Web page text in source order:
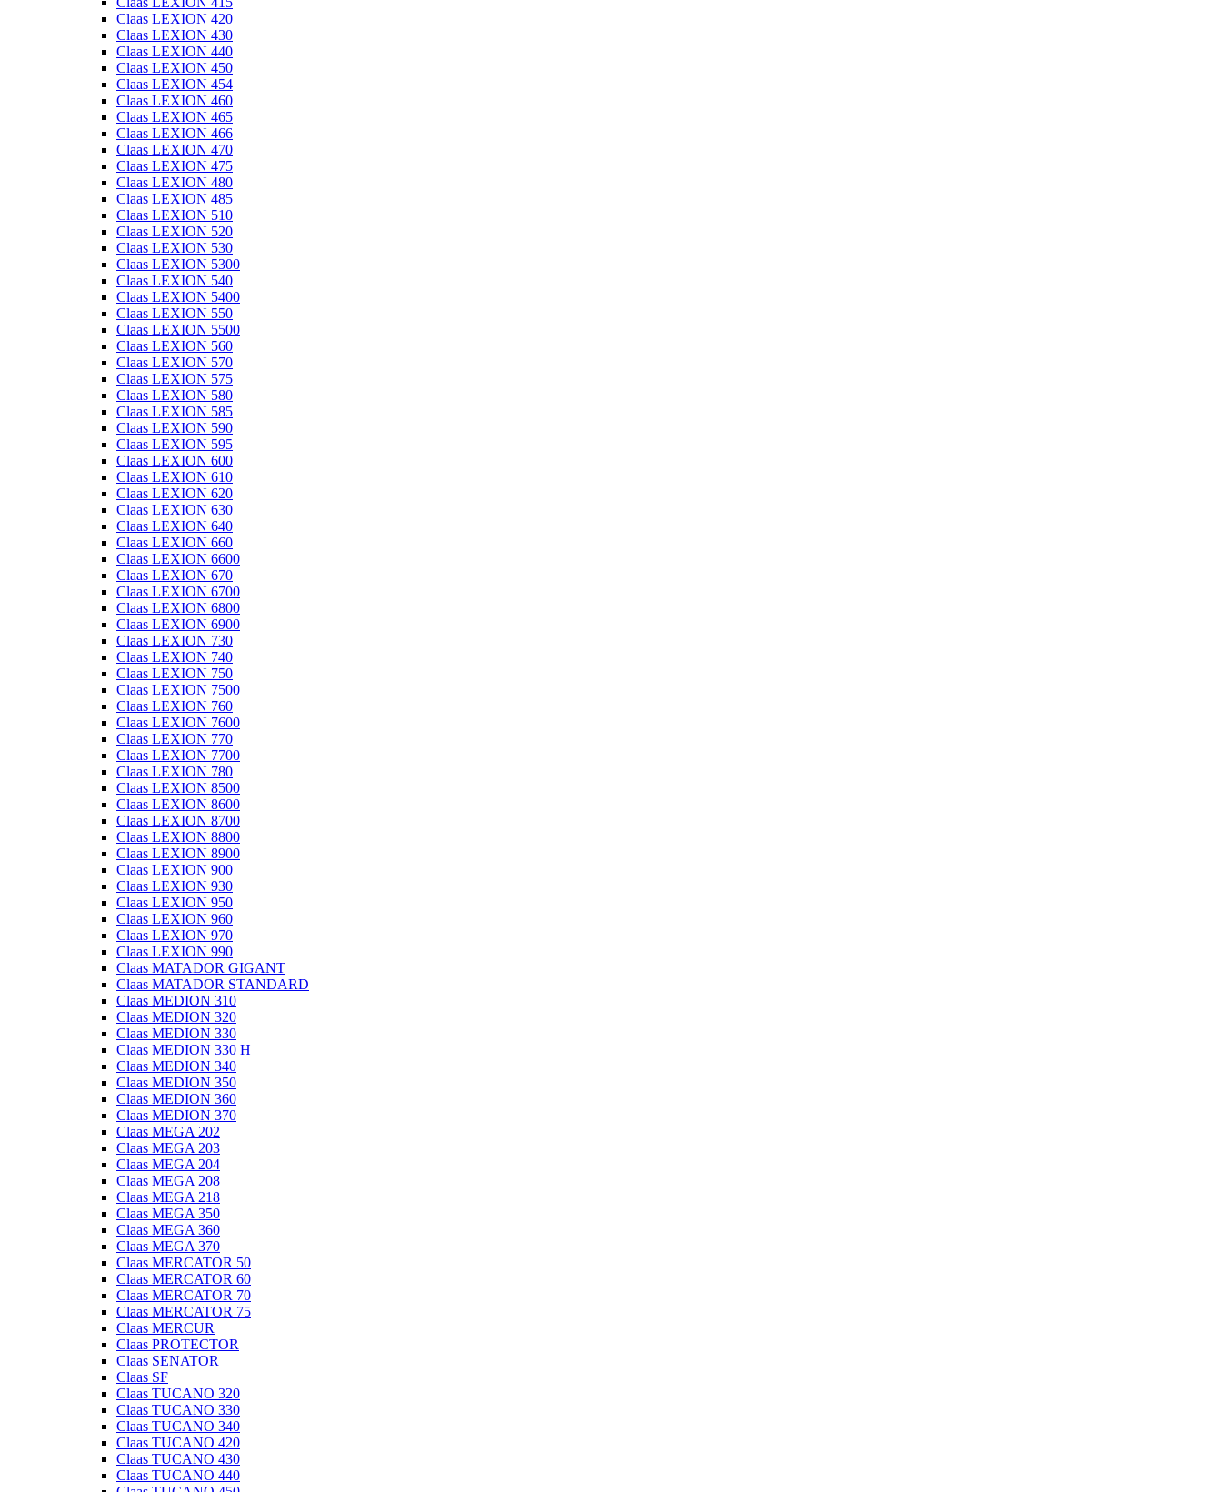
Claas LEXION 420
Claas LEXION 430
Claas LEXION 440
Claas LEXION 450
Claas LEXION 454
Claas LEXION 460
Claas LEXION 465
Claas LEXION 466
Claas LEXION 470
Claas LEXION 475
Claas LEXION 480
Claas LEXION 485
Claas LEXION 510
Claas LEXION 520
Claas LEXION 530
Claas LEXION 5300
Claas LEXION 540
Claas LEXION 5400
Claas LEXION 550
Claas LEXION 5500
Claas LEXION 560
Claas LEXION 570
Claas LEXION 575
Claas LEXION 580
Claas LEXION 585
Claas LEXION 590
Claas LEXION 595
Claas LEXION 600
Claas LEXION 610
Claas LEXION 620
Claas LEXION 630
Claas LEXION 640
Claas LEXION 660
Claas LEXION 6600
Claas LEXION 670
Claas LEXION 6700
Claas LEXION 6800
Claas LEXION 6900
Claas LEXION 730
Claas LEXION 740
Claas LEXION 750
Claas LEXION 7500
Claas LEXION 760
Claas LEXION 7600
Claas LEXION 770
Claas LEXION 7700
Claas LEXION 780
Claas LEXION 8500
Claas LEXION 8600
Claas LEXION 8700
Claas LEXION 8800
Claas LEXION 8900
Claas LEXION 900
Claas LEXION 930
Claas LEXION 950
Claas LEXION 960
Claas LEXION 970
Claas LEXION 990
Claas MATADOR GIGANT
Claas MATADOR STANDARD
Claas MEDION 310
Claas MEDION 320
Claas MEDION 330
Claas MEDION 330 H
Claas MEDION 340
Claas MEDION 350
Claas MEDION 360
Claas MEDION 370
Claas MEGA 202
Claas MEGA 203
Claas MEGA 204
Claas MEGA 208
Claas MEGA 218
Claas MEGA 350
Claas MEGA 360
Claas MEGA 370
Claas MERCATOR 50
Claas MERCATOR 60
Claas MERCATOR 70
Claas MERCATOR 75
Claas MERCUR
Claas PROTECTOR
Claas SENATOR
Claas SF
Claas TUCANO 320
Claas TUCANO 330
Claas TUCANO 340
Claas TUCANO 420
Claas TUCANO 430
Claas TUCANO 440